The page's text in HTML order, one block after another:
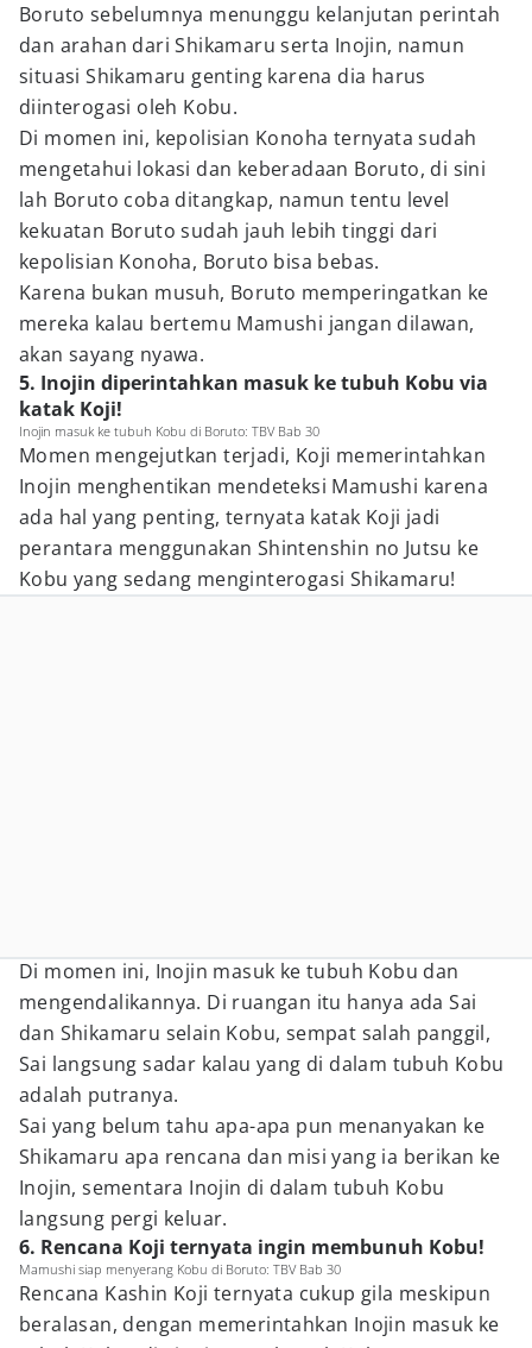
Boruto sebelumnya menunggu kelanjutan perintah
dan arahan dari Shikamaru serta Inojin, namun
situasi Shikamaru genting karena dia harus
diinterogasi oleh Kobu.
Di momen ini, kepolisian Konoha ternyata sudah
mengetahui lokasi dan keberadaan Boruto, di sini
lah Boruto coba ditangkap, namun tentu level
kekuatan Boruto sudah jauh lebih tinggi dari
kepolisian Konoha, Boruto bisa bebas.
Karena bukan musuh, Boruto memperingatkan ke
mereka kalau bertemu Mamushi jangan dilawan,
akan sayang nyawa.
5. Inojin diperintahkan masuk ke tubuh Kobu via
katak Koji!
Inojin masuk ke tubuh Kobu di Boruto: TBV Bab 30
Momen mengejutkan terjadi, Koji memerintahkan
Inojin menghentikan mendeteksi Mamushi karena
ada hal yang penting, ternyata katak Koji jadi
perantara menggunakan Shintenshin no Jutsu ke
Kobu yang sedang menginterogasi Shikamaru!
Di momen ini, Inojin masuk ke tubuh Kobu dan
mengendalikannya. Di ruangan itu hanya ada Sai
dan Shikamaru selain Kobu, sempat salah panggil,
Sai langsung sadar kalau yang di dalam tubuh Kobu
adalah putranya.
Sai yang belum tahu apa-apa pun menanyakan ke
Shikamaru apa rencana dan misi yang ia berikan ke
Inojin, sementara Inojin di dalam tubuh Kobu
langsung pergi keluar.
6. Rencana Koji ternyata ingin membunuh Kobu!
Mamushi siap menyerang Kobu di Boruto: TBV Bab 30
Rencana Kashin Koji ternyata cukup gila meskipun
beralasan, dengan memerintahkan Inojin masuk ke